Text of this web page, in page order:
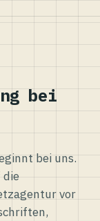
bei
bei uns.
die
vor